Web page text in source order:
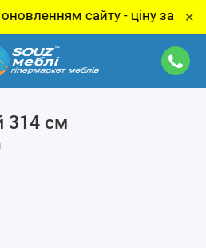
сайту - ціну за товар×
314 см